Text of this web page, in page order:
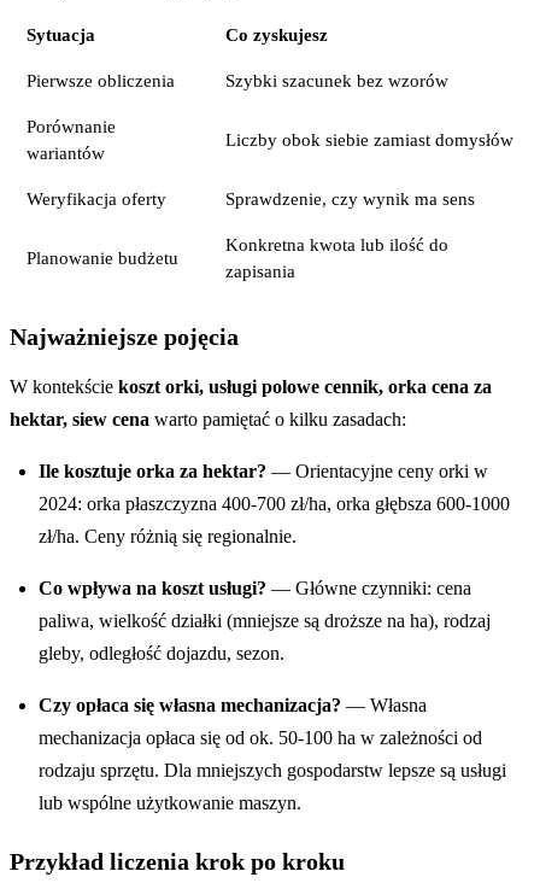
Sytuacja Co zyskujesz
Pierwsze obliczenia Szybki szacunek bez wzorów
Porównanie
wariantów
Liczby obok siebie zamiast domysłów
Weryfikacja oferty Sprawdzenie, czy wynik ma sens
Planowanie budżetu
Konkretna kwota lub ilość do
zapisania
Najważniejsze pojęcia
W kontekście koszt orki, usługi polowe cennik, orka cena za
hektar, siew cena warto pamiętać o kilku zasadach:
Ile kosztuje orka za hektar? — Orientacyjne ceny orki w
2024: orka płaszczyzna 400-700 zł/ha, orka głębsza 600-1000
zł/ha. Ceny różnią się regionalnie.
Co wpływa na koszt usługi? — Główne czynniki: cena
paliwa, wielkość działki (mniejsze są droższe na ha), rodzaj
gleby, odległość dojazdu, sezon.
Czy opłaca się własna mechanizacja? — Własna
mechanizacja opłaca się od ok. 50-100 ha w zależności od
rodzaju sprzętu. Dla mniejszych gospodarstw lepsze są usługi
lub wspólne użytkowanie maszyn.
Przykład liczenia krok po kroku